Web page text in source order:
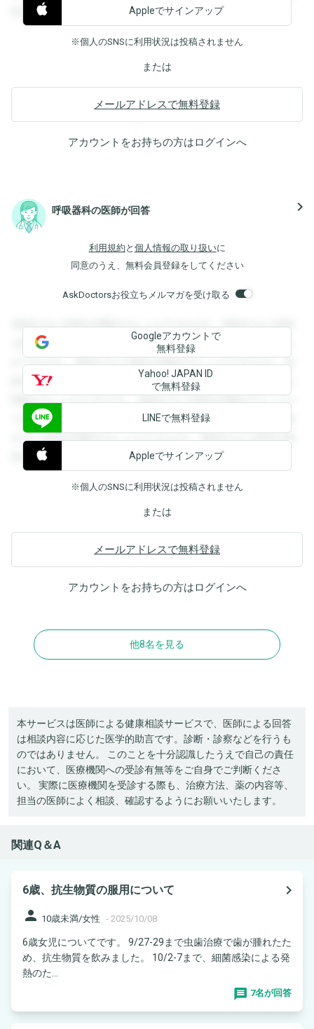
覧することができます。
Appleでサインアップ
※個人のSNSに利用状況は投稿されません
または
メールアドレスで無料登録
アカウントをお持ちの方はログインへ
呼吸器科の医師が回答 navigate_next
利用規約 と 個人情報の取り扱いに
同意のうえ、無料会員登録をしてください
AskDoctorsお役立ちメルマガを受け取る
登録すると回答を閲覧することができます。登録すると回答
を閲覧することができます。登録すると回答を閲覧すること
ができます。登録すると回答を閲覧することができます。登
録すると回答を閲覧することができます。登録すると回答を
閲覧することができます。登録すると回答を閲覧することが
できます。登録すると回答を閲覧することができます。登録
すると回答を閲覧することができます。登録すると回答を閲
覧することができます。
Googleアカウントで
無料登録
Yahoo! JAPAN ID
で無料登録
LINEで無料登録
Appleでサインアップ
※個人のSNSに利用状況は投稿されません
または
メールアドレスで無料登録
アカウントをお持ちの方はログインへ
他8名を見る
本サービスは医師による健康相談サービスで、医師による回答
は相談内容に応じた医学的助言です。診断・診察などを行うも
のではありません。 このことを十分認識したうえで自己の責任
において、医療機関への受診有無等をご自身でご判断くださ
い。 実際に医療機関を受診する際も、治療方法、薬の内容等、
担当の医師によく相談、確認するようにお願いいたします。
関連Q＆A
6歳、抗生物質の服用について
navigate_next
person 10歳未満/女性 - 2025/10/08
6歳女児についてです。 9/27-29まで虫歯治療で歯が腫れたた
め、抗生物質を飲みました。 10/2-7まで、細菌感染による発
熱のた...
7名が回答